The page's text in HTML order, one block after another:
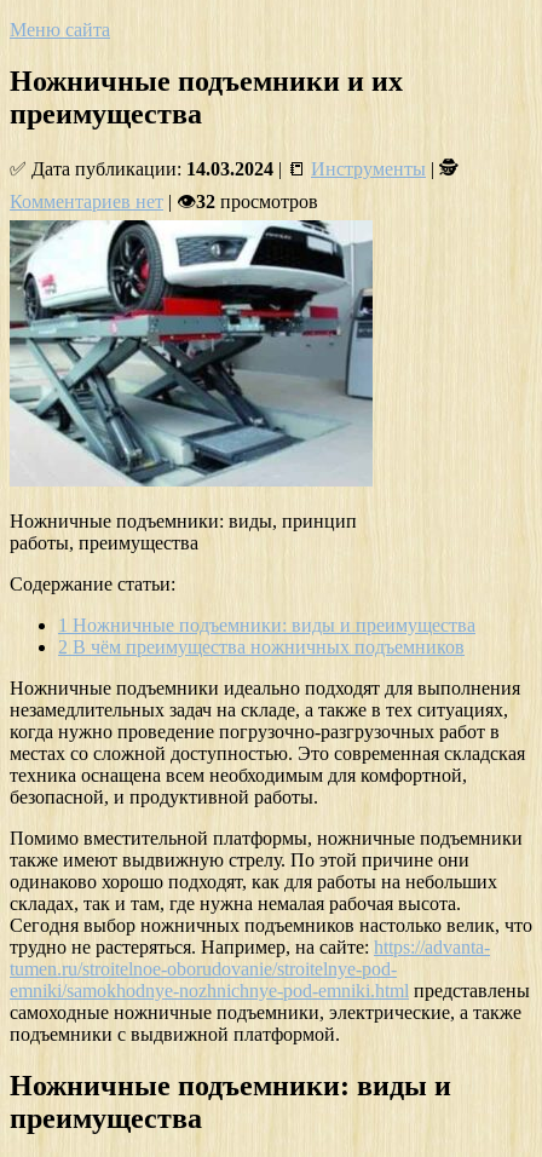
Меню сайта
Ножничные подъемники и их
преимущества
✅ Дата публикации: 14.03.2024 | 📒 Инструменты | 🕵
Комментариев нет | 👁32 просмотров
Ножничные подъемники: виды, принцип
работы, преимущества
Содержание статьи:
1 Ножничные подъемники: виды и преимущества
2 В чём преимущества ножничных подъемников
Ножничные подъемники идеально подходят для выполнения
незамедлительных задач на складе, а также в тех ситуациях,
когда нужно проведение погрузочно-разгрузочных работ в
местах со сложной доступностью. Это современная складская
техника оснащена всем необходимым для комфортной,
безопасной, и продуктивной работы.
Помимо вместительной платформы, ножничные подъемники
также имеют выдвижную стрелу. По этой причине они
одинаково хорошо подходят, как для работы на небольших
складах, так и там, где нужна немалая рабочая высота.
Сегодня выбор ножничных подъемников настолько велик, что
трудно не растеряться. Например, на сайте: https://advanta-
tumen.ru/stroitelnoe-oborudovanie/stroitelnye-pod-
emniki/samokhodnye-nozhnichnye-pod-emniki.html представлены
самоходные ножничные подъемники, электрические, а также
подъемники с выдвижной платформой.
Ножничные подъемники: виды и
преимущества